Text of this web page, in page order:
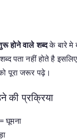
होने वाले शब्दके बारे मे
पता नहीं होते है
पूरा जरूर पढ़े।
की प्रक्रिया
घूमना